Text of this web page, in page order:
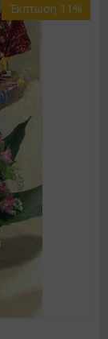
Έκπτωση 11%